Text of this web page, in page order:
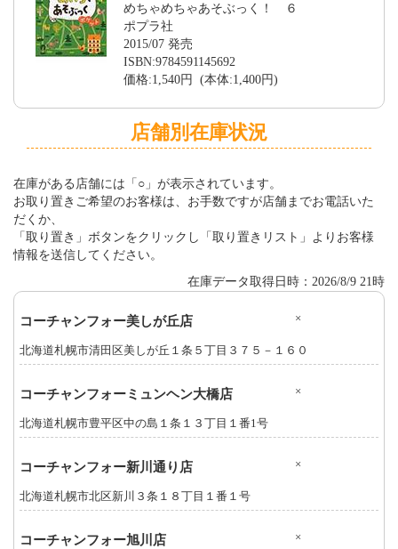
めちゃめちゃあそぶっく！ ６
ポプラ社
2015/07 発売
ISBN:9784591145692
価格:1,540円 (本体:1,400円)
店舗別在庫状況
在庫がある店舗には「○」が表示されています。
お取り置きご希望のお客様は、お手数ですが店舗までお電話いた
だくか、
「取り置き」ボタンをクリックし「取り置きリスト」よりお客様
情報を送信してください。
在庫データ取得日時：2026/8/9 21時
コーチャンフォー美しが丘店 ×
北海道札幌市清田区美しが丘１条５丁目３７５－１６０
コーチャンフォーミュンヘン大橋店 ×
北海道札幌市豊平区中の島１条１３丁目１番1号
コーチャンフォー新川通り店 ×
北海道札幌市北区新川３条１８丁目１番１号
コーチャンフォー旭川店 ×